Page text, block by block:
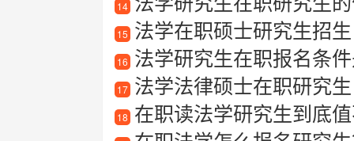
14
15 法学在职硕士研究生招生
16 法学研究生在职报名条件是
17 法学法律硕士在职研究生
18 在职读法学研究生到底